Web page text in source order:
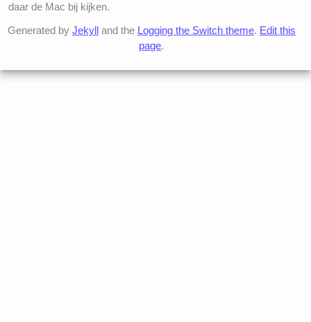
daar de Mac bij kijken.
Generated by Jekylland the Logging the Switch theme. Edit this
page.